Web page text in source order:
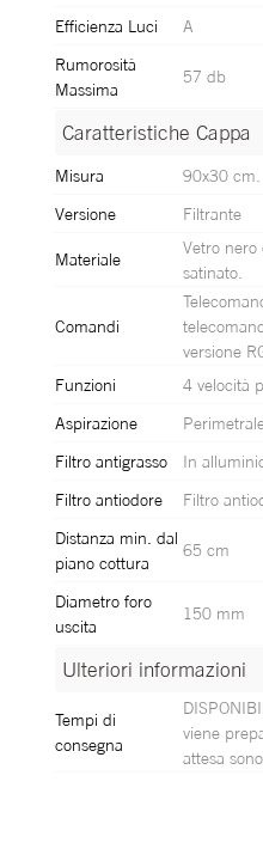
Efficienza Luci
A
Rumorosità
Massima
57 db
Caratteristiche Cappa
Misura
90x30 cm.
Versione
Filtrante
Materiale
Vetro
satinato.
Comandi
versione
Funzioni
4 velocità
Aspirazione
Filtro antigrasso
In
Filtro antiodore
Filtro
Distanza min. dal
piano cottura
65 cm
Diametro foro
uscita
150 mm
Ulteriori informazioni
Tempi di
consegna
viene
attesa